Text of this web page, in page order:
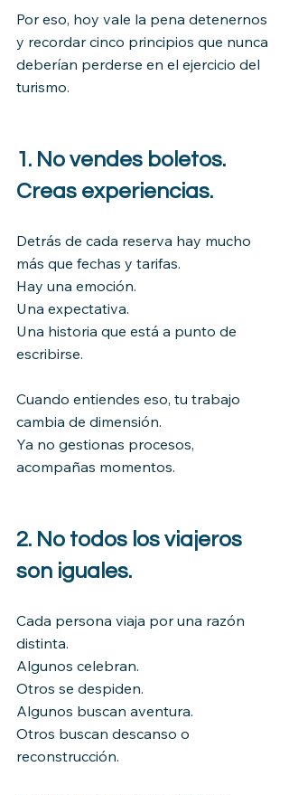
Por eso, hoy vale la pena detenernos
y recordar cinco principios que nunca
deberían perderse en el ejercicio del
turismo.
1. No vendes boletos.
Creas experiencias.
Detrás de cada reserva hay mucho
más que fechas y tarifas.
Hay una emoción.
Una expectativa.
Una historia que está a punto de
escribirse.
Cuando entiendes eso, tu trabajo
cambia de dimensión.
Ya no gestionas procesos,
acompañas momentos.
2. No todos los viajeros
son iguales.
Cada persona viaja por una razón
distinta.
Algunos celebran.
Otros se despiden.
Algunos buscan aventura.
Otros buscan descanso o
reconstrucción.